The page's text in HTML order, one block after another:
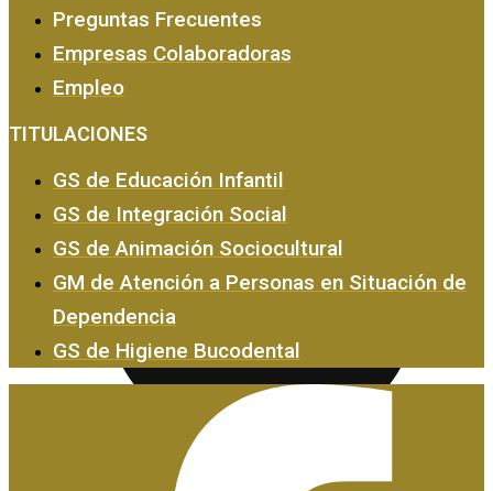
Certificados de Profesionalidad
Preguntas Frecuentes
Empresas Colaboradoras
Empleo
TITULACIONES
GS de Educación Infantil
GS de Integración Social
GS de Animación Sociocultural
GM de Atención a Personas en Situación de
Dependencia
GS de Higiene Bucodental